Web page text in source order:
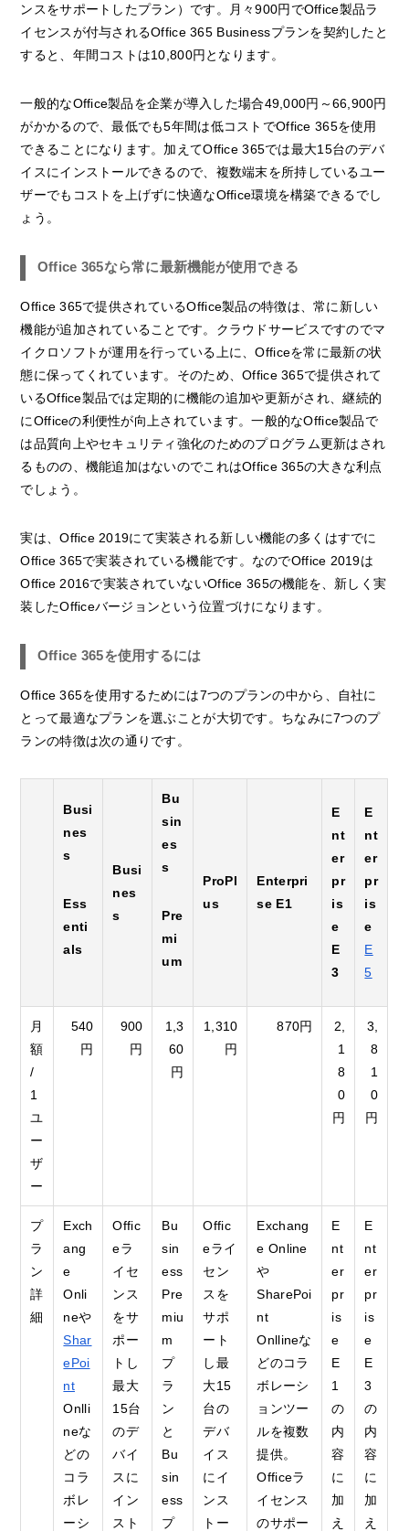
ンスをサポートしたプラン）です。月々900円でOffice製品ラ
イセンスが付与されるOffice 365 Businessプランを契約したと
すると、年間コストは10,800円となります。
一般的なOffice製品を企業が導入した場合49,000円～66,900円
がかかるので、最低でも5年間は低コストでOffice 365を使用
できることになります。加えてOffice 365では最大15台のデバ
イスにインストールできるので、複数端末を所持しているユー
ザーでもコストを上げずに快適なOffice環境を構築できるでし
ょう。
Office 365なら常に最新機能が使用できる
Office 365で提供されているOffice製品の特徴は、常に新しい
機能が追加されていることです。クラウドサービスですのでマ
イクロソフトが運用を行っている上に、Officeを常に最新の状
態に保ってくれています。そのため、Office 365で提供されて
いるOffice製品では定期的に機能の追加や更新がされ、継続的
にOfficeの利便性が向上されています。一般的なOffice製品で
は品質向上やセキュリティ強化のためのプログラム更新はされ
るものの、機能追加はないのでこれはOffice 365の大きな利点
でしょう。
実は、Office 2019にて実装される新しい機能の多くはすでに
Office 365で実装されている機能です。なのでOffice 2019は
Office 2016で実装されていないOffice 365の機能を、新しく実
装したOfficeバージョンという位置づけになります。
Office 365を使用するには
Office 365を使用するためには7つのプランの中から、自社に
とって最適なプランを選ぶことが大切です。ちなみに7つのプ
ランの特徴は次の通りです。
Busi
nes
s
Ess
enti
als
Busi
nes
s
Bu
sin
es
s
Pre
mi
um
ProPl
us
Enterpri
se E1
E
nt
er
pr
is
e
E
3
E
nt
er
pr
is
e
E
5
月
額
/
1
ユ
ー
ザ
ー
540
円
900
円
1,3
60
円
1,310
円
870円
2,
1
8
0
円
3,
8
1
0
円
プ
ラ
ン
詳
細
Exch
ang
e
Onli
neや
Shar
ePoi
nt
Onlli
neな
どの
コラ
ボレ
ーシ
Offic
eラ
イセ
ンス
をサ
ポー
トし
最大
15台
のデ
バイ
スに
イン
スト
Bu
sin
ess
Pre
miu
m
プ
ラ
ン
と
Bu
sin
ess
プ
Offic
eライ
セン
スを
サポ
ート
し最
大15
台の
デバ
イス
にイ
ンス
トー
Exchang
e Online
や
SharePoi
nt
Onllineな
どのコラ
ボレーシ
ョンツー
ルを複数
提供。
Officeラ
イセンス
のサポー
E
nt
er
pr
is
e
E
1
の
内
容
に
加
え
E
nt
er
pr
is
e
E
3
の
内
容
に
加
え